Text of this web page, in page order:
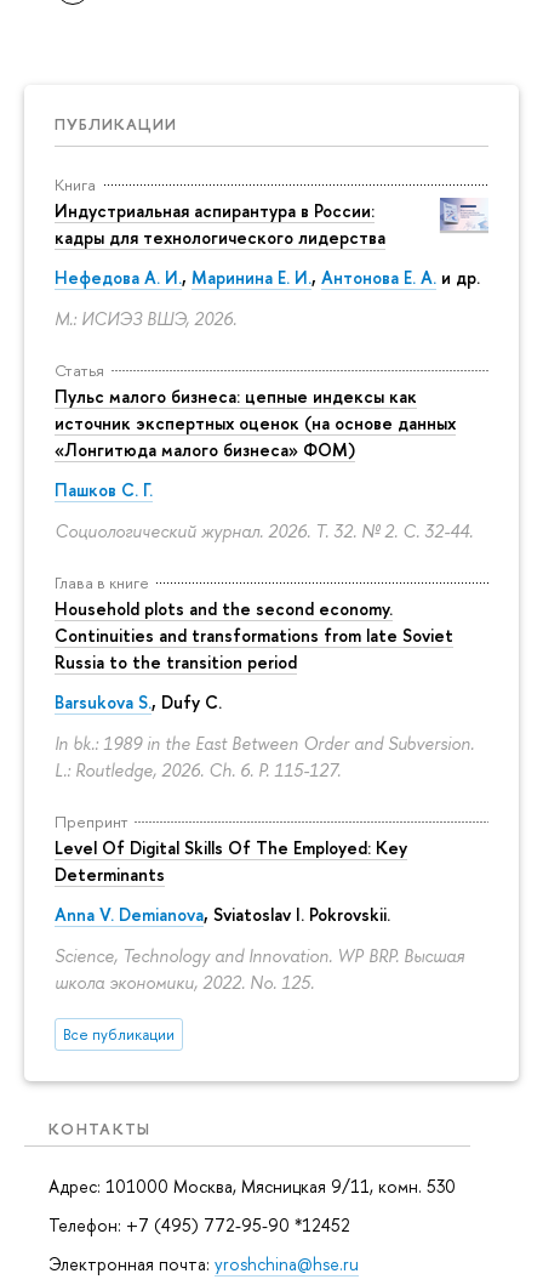
ПУБЛИКАЦИИ
Книга
Индустриальная аспирантура в России:
кадры для технологического лидерства
Нефедова А. И., Маринина Е. И., Антонова Е. А. и др.
М.: ИСИЭЗ ВШЭ, 2026.
Статья
Пульс малого бизнеса: цепные индексы как
источник экспертных оценок (на основе данных
«Лонгитюда малого бизнеса» ФОМ)
Пашков С. Г.
Социологический журнал. 2026. Т. 32. № 2. С. 32-44.
Глава в книге
Household plots and the second economy.
Continuities and transformations from late Soviet
Russia to the transition period
Barsukova S., Dufy C.
In bk.: 1989 in the East Between Order and Subversion.
L.: Routledge, 2026. Ch. 6. P. 115-127.
Препринт
Level Of Digital Skills Of The Employed: Key
Determinants
Anna V. Demianova, Sviatoslav I. Pokrovskii.
Science, Technology and Innovation. WP BRP. Высшая
школа экономики, 2022. No. 125.
Все публикации
КОНТАКТЫ
Адрес: 101000 Москва, Мясницкая 9/11, комн. 530
Телефон: +7 (495) 772-95-90 *12452
Электронная почта: yroshchina@hse.ru